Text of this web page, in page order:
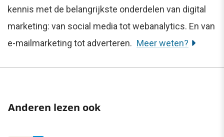
kennis met de belangrijkste onderdelen van digital
marketing: van social media tot webanalytics. En van
e-mailmarketing tot adverteren. Meer weten?
Anderen lezen ook